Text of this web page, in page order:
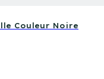
Couleur Noire